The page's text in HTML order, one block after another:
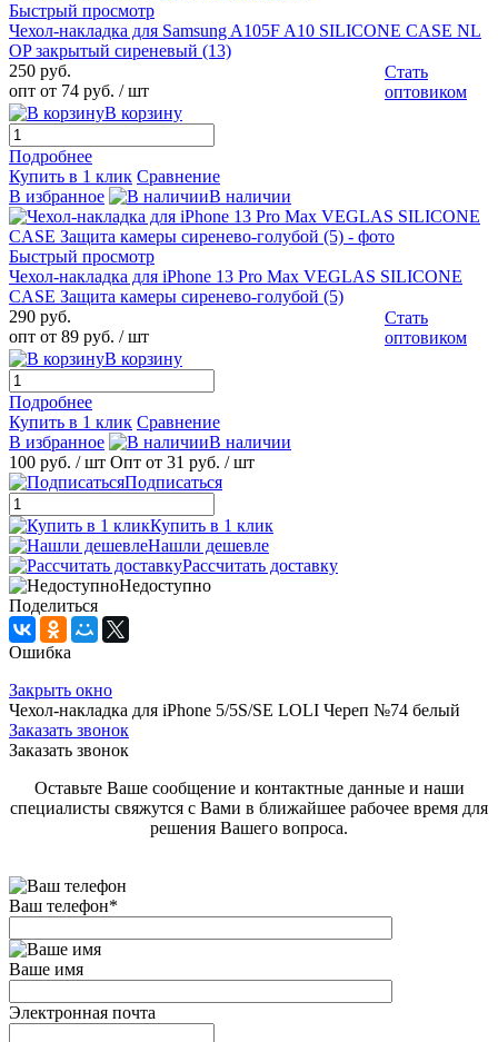
Быстрый просмотр
Чехол-накладка для Samsung A105F A10 SILICONE CASE NL
OP закрытый сиреневый (13)
250 руб.
опт от 74 руб. / шт
Стать
оптовиком
В корзину
Подробнее
Купить в 1 клик Сравнение
В избранное
В наличии
Быстрый просмотр
Чехол-накладка для iPhone 13 Pro Max VEGLAS SILICONE
CASE Защита камеры сиренево-голубой (5)
290 руб.
опт от 89 руб. / шт
Стать
оптовиком
В корзину
Подробнее
Купить в 1 клик Сравнение
В избранное
В наличии
100 руб. / шт Опт от 31 руб. / шт
Подписаться
Купить в 1 клик
Нашли дешевле
Рассчитать доставку
Недоступно
Поделиться
Ошибка
Закрыть окно
Чехол-накладка для iPhone 5/5S/SE LOLI Череп №74 белый
Заказать звонок
Заказать звонок
Оставьте Ваше сообщение и контактные данные и наши
специалисты свяжутся с Вами в ближайшее рабочее время для
решения Вашего вопроса.
Ваш телефон*
Ваше имя
Электронная почта